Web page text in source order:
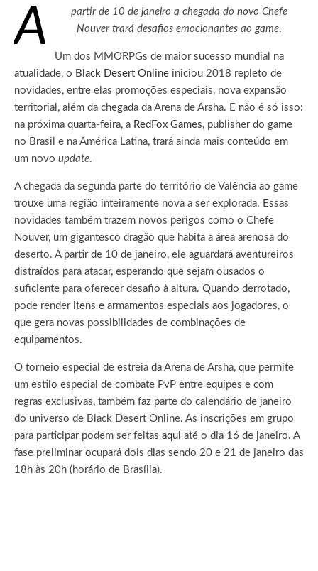
A
partir de 10 de janeiro a chegada do novo Chefe
Nouver trará desafios emocionantes ao game.
Um dos MMORPGs de maior sucesso mundial na
atualidade, o Black Desert Online iniciou 2018 repleto de
novidades, entre elas promoções especiais, nova expansão
territorial, além da chegada da Arena de Arsha. E não é só isso:
na próxima quarta-feira, a RedFox Games, publisher do game
no Brasil e na América Latina, trará ainda mais conteúdo em
um novo update.
A chegada da segunda parte do território de Valência ao game
trouxe uma região inteiramente nova a ser explorada. Essas
novidades também trazem novos perigos como o Chefe
Nouver, um gigantesco dragão que habita a área arenosa do
deserto. A partir de 10 de janeiro, ele aguardará aventureiros
distraídos para atacar, esperando que sejam ousados o
suficiente para oferecer desafio à altura. Quando derrotado,
pode render itens e armamentos especiais aos jogadores, o
que gera novas possibilidades de combinações de
equipamentos.
O torneio especial de estreia da Arena de Arsha, que permite
um estilo especial de combate PvP entre equipes e com
regras exclusivas, também faz parte do calendário de janeiro
do universo de Black Desert Online. As inscrições em grupo
para participar podem ser feitas aqui até o dia 16 de janeiro. A
fase preliminar ocupará dois dias sendo 20 e 21 de janeiro das
18h às 20h (horário de Brasília).